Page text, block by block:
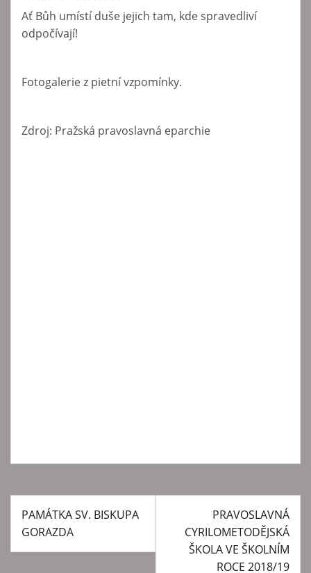
Ať Bůh umístí duše jejich tam, kde spravedliví
odpočívají!
Fotogalerie z pietní vzpomínky.
Zdroj: Pražská pravoslavná eparchie
N
PAMÁTKA SV. BISKUPA
GORAZDA
PRAVOSLAVNÁ
CYRILOMETODĚJSKÁ
ŠKOLA VE ŠKOLNÍM
ROCE 2018/19